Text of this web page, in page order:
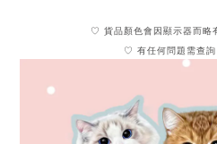
♡ 貨品顏色會因顯示器而略
♡ 有任何問題需查詢